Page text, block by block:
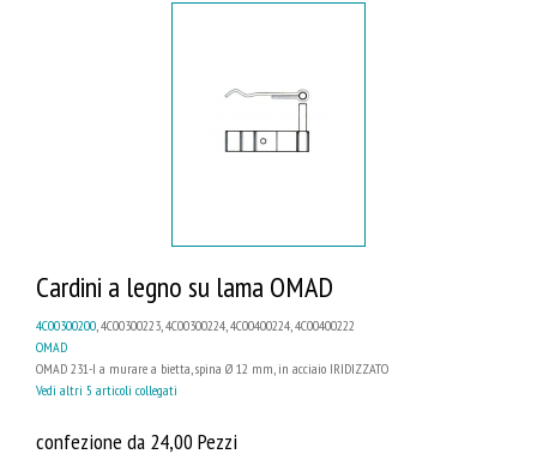
Cardini a legno su lama OMAD
4C00300200, 4C00300223, 4C00300224, 4C00400224, 4C00400222
OMAD
OMAD 231-I a murare a bietta, spina Ø 12 mm, in acciaio IRIDIZZATO
Vedi altri 5 articoli collegati
confezione da 24,00 Pezzi